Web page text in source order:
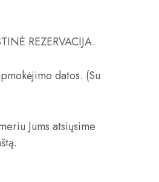
REZERVACIJA.
datos. (Su
Jums atsiųsime